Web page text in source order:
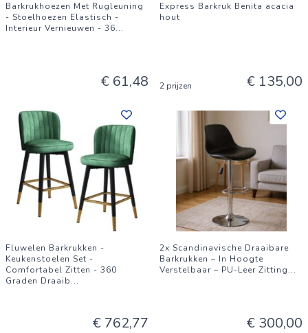
Barkrukhoezen Met Rugleuning
- Stoelhoezen Elastisch -
Interieur Vernieuwen - 36...
€ 61,48
Express Barkruk Benita acacia
hout
2 prijzen € 135,00
Fluwelen Barkrukken -
Keukenstoelen Set -
Comfortabel Zitten - 360
Graden Draaib...
€ 762,77
2x Scandinavische Draaibare
Barkrukken – In Hoogte
Verstelbaar – PU-Leer Zitting...
€ 300,00